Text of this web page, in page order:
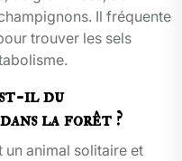
Il fréquente
trouver les sels
il du
la forêt ?
un animal solitaire et